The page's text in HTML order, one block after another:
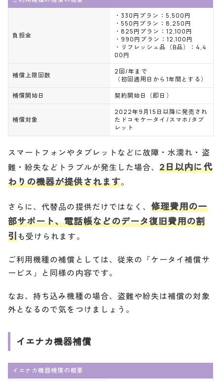
負担金
・330円プラン：5,500円
・550円プラン：8,250円
・825円プラン：12,100円
・990円プラン：12,100円
・リフレッシュ品（B品）：4,4
00円
補償上限回数
2回/年まで
（初回適用日から1年間とする）
補償開始日
契約開始日（即日）
補償対象
2022年9月15日以降に発売され
たドコモケータイ/スマホ/タブ
レット
スマートフォンやタブレットなどに故障・水濡れ・盗
難・紛失などトラブルが発生した場合、2日以内に代
わりの機器が提供されます。
さらに、代替品の提供だけではなく、修理費用の一
部サポート、電話帳などのデータ復旧費用の割
引も受けられます。
ご利用機種の補償としては、従来の「ケータイ補償サ
ービス」と同様の内容です。
なお、持ち込み機種の場合、盗難や紛失は補償の対象
外となるので気をつけましょう。
イエナカ機器補償
イエナカ機器補償の概要